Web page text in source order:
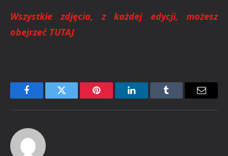
Wszystkie zdjęcia, z każdej edycji, możesz
obejrzeć TUTAJ
FacebookTwitter Pinterest LinkedInTumblr Email